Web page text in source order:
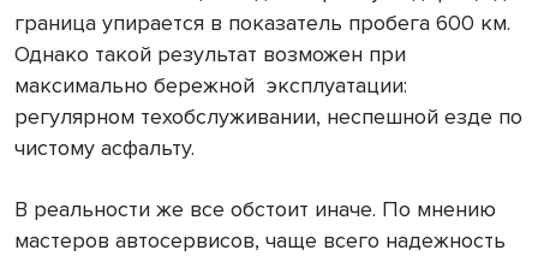
граница упирается в показатель пробега 600 км.
Однако такой результат возможен при
максимально бережной эксплуатации:
регулярном техобслуживании, неспешной езде по
чистому асфальту.
В реальности же все обстоит иначе. По мнению
мастеров автосервисов, чаще всего надежность